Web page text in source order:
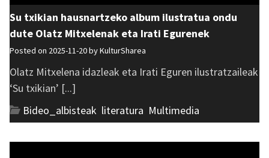
Su txikian hausnartzeko album ilustratua ondu
dute Olatz Mitxelenak eta Irati Egurenek
Posted on 2025-11-20 byKulturSharea
Olatz Mitxelena idazleak eta Irati Eguren ilustratzaileak
‘Su txikian’ [...]
Bideo_albisteak literatura Multimedia